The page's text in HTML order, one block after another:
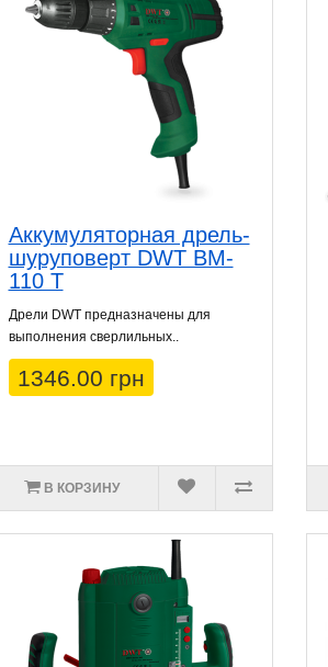
Аккумуляторная дрель-
шуруповерт DWT BM-
110 T
Дрели DWT предназначены для
выполнения сверлильных..
1346.00 грн
В КОРЗИНУ